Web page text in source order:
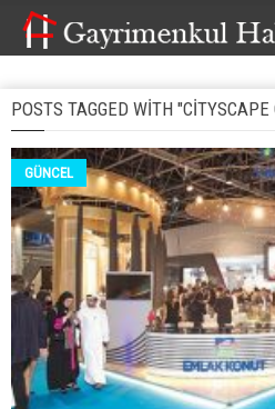
POSTS TAGGED WITH
GÜNCEL